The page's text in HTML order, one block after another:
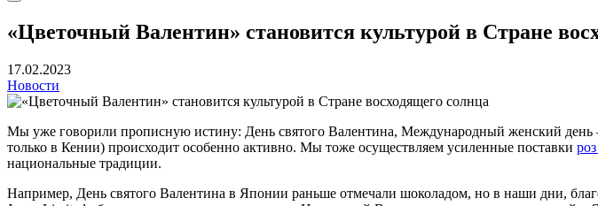
«Цветочный Валентин» становится культурой в Стране
17.02.2023
Новости
Мы уже говорили прописную истину: День святого Валентина, Международный женский день
только в Кении) происходит особенно активно. Мы тоже осуществляем усиленные поставки
национальные традиции.
Например, День святого Валентина в Японии раньше отмечали шоколадом, но в наши дни,